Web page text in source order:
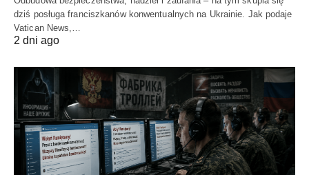
dziś posługa franciszkanów konwentualnych na Ukrainie. Jak podaje
Vatican News,…
2 dni ago